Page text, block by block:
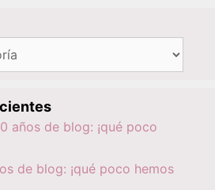
años de blog: ¡qué poco
de blog: ¡qué poco hemos